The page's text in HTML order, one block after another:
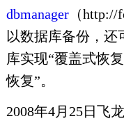
dbmanager（http://
以数据库备份，还
库实现“覆盖式恢
恢复”。
2008年4月25日飞